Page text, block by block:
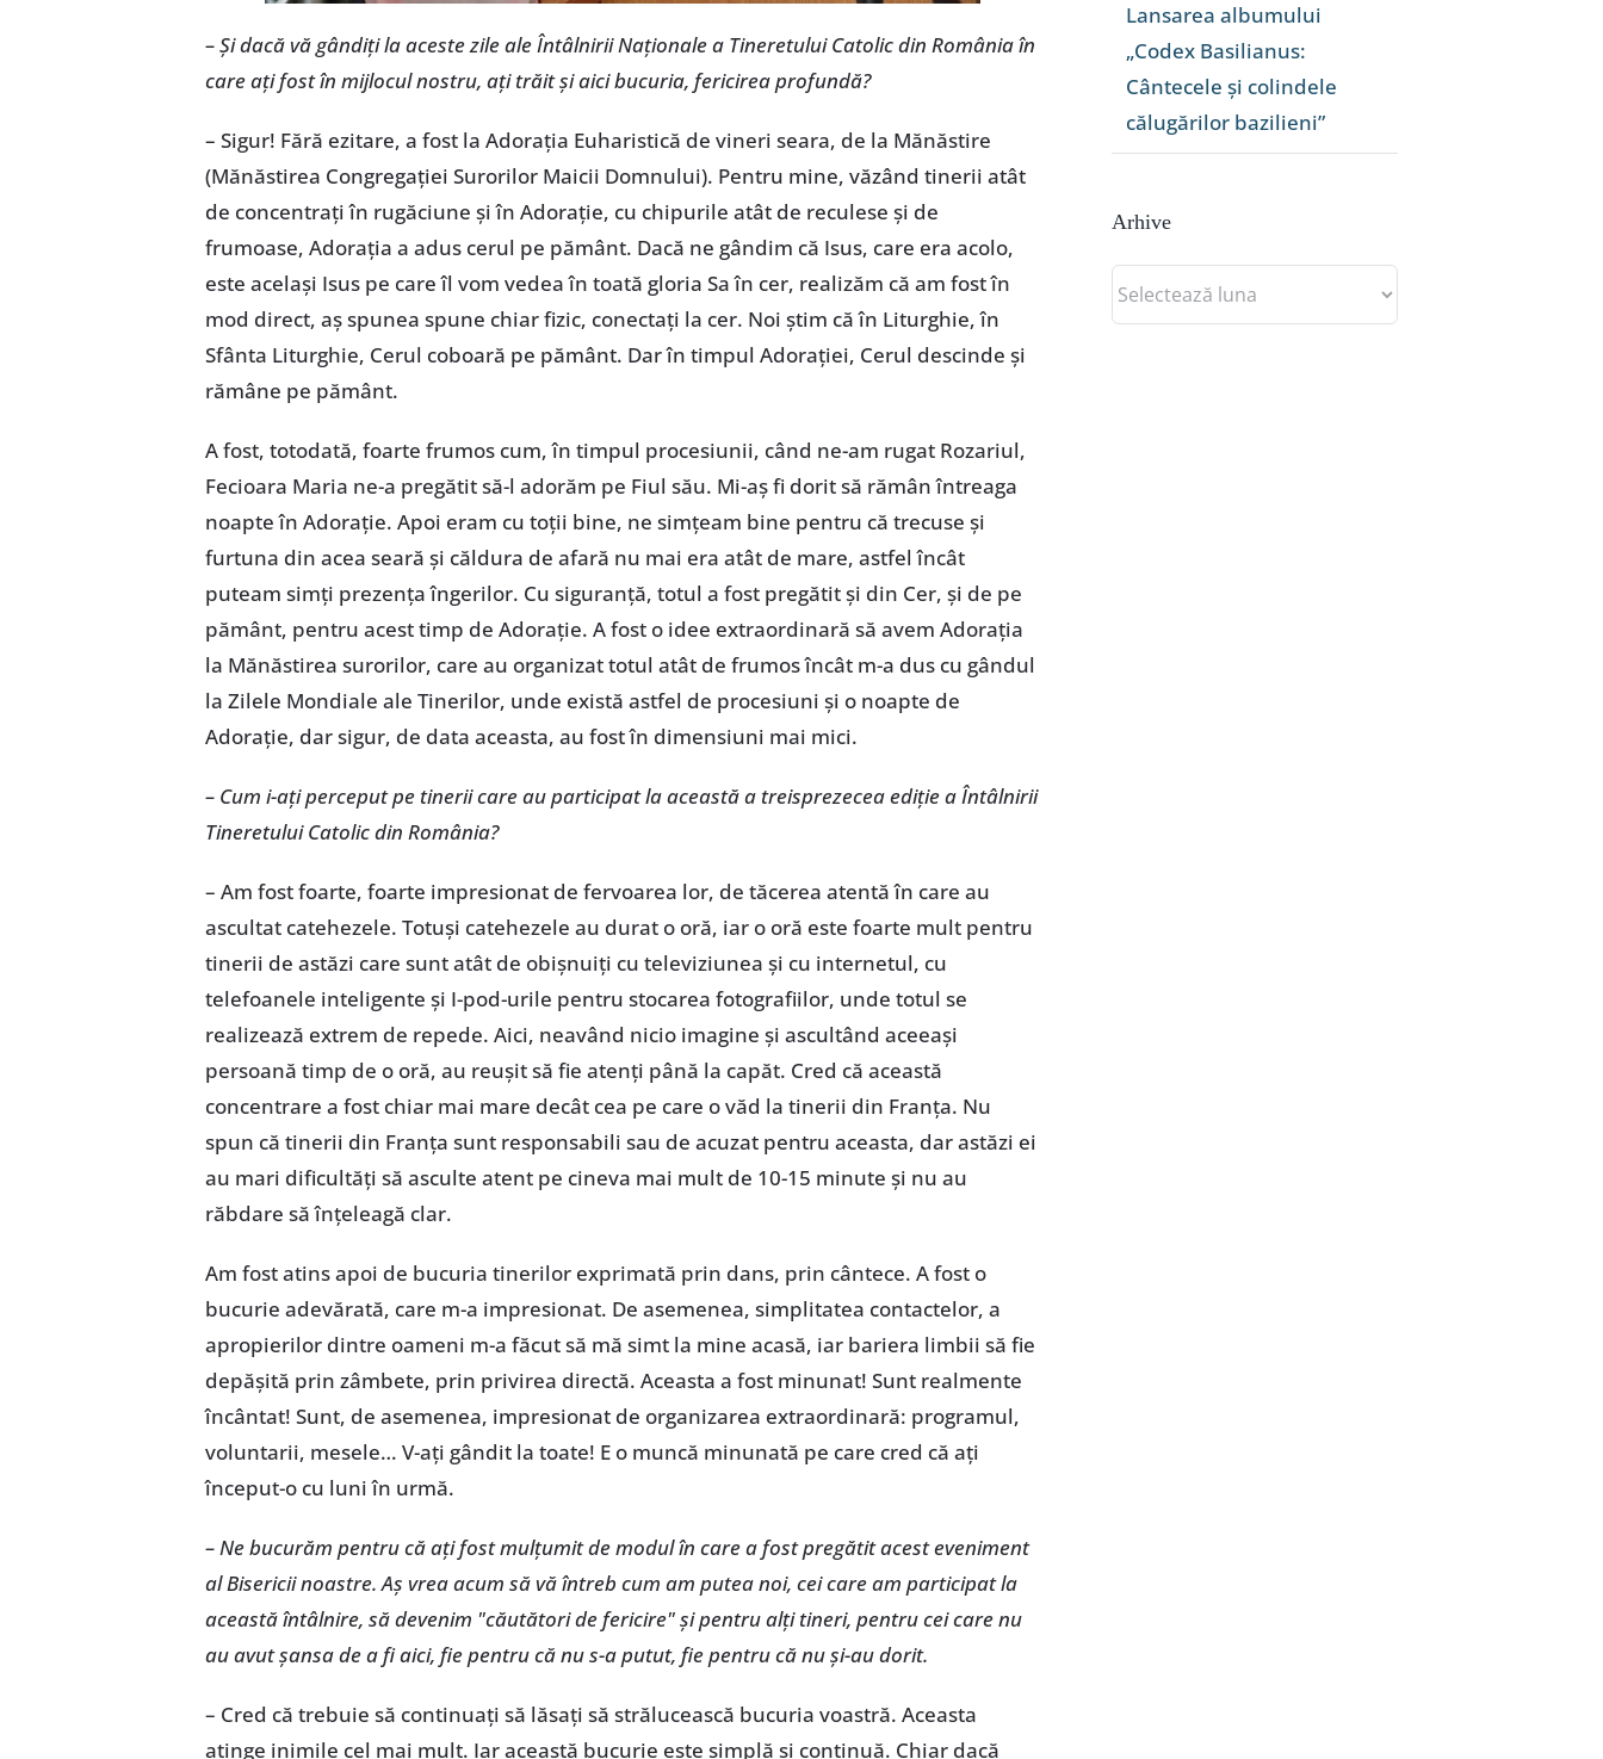
– Și dacă vă gândiți la aceste zile ale Întâlnirii Naționale a Tineretului Catolic din România în
care ați fost în mijlocul nostru, ați trăit și aici bucuria, fericirea profundă?
– Sigur! Fără ezitare, a fost la Adorația Euharistică de vineri seara, de la Mănăstire
(Mănăstirea Congregației Surorilor Maicii Domnului). Pentru mine, văzând tinerii atât
de concentrați în rugăciune și în Adorație, cu chipurile atât de reculese și de
frumoase, Adorația a adus cerul pe pământ. Dacă ne gândim că Isus, care era acolo,
este același Isus pe care îl vom vedea în toată gloria Sa în cer, realizăm că am fost în
mod direct, aș spunea spune chiar fizic, conectați la cer. Noi știm că în Liturghie, în
Sfânta Liturghie, Cerul coboară pe pământ. Dar în timpul Adorației, Cerul descinde și
rămâne pe pământ.
A fost, totodată, foarte frumos cum, în timpul procesiunii, când ne-am rugat Rozariul,
Fecioara Maria ne-a pregătit să-l adorăm pe Fiul său. Mi-aș fi dorit să rămân întreaga
noapte în Adorație. Apoi eram cu toții bine, ne simțeam bine pentru că trecuse și
furtuna din acea seară și căldura de afară nu mai era atât de mare, astfel încât
puteam simți prezența îngerilor. Cu siguranță, totul a fost pregătit și din Cer, și de pe
pământ, pentru acest timp de Adorație. A fost o idee extraordinară să avem Adorația
la Mănăstirea surorilor, care au organizat totul atât de frumos încât m-a dus cu gândul
la Zilele Mondiale ale Tinerilor, unde există astfel de procesiuni și o noapte de
Adorație, dar sigur, de data aceasta, au fost în dimensiuni mai mici.
– Cum i-ați perceput pe tinerii care au participat la această a treisprezecea ediție a Întâlnirii
Tineretului Catolic din România?
– Am fost foarte, foarte impresionat de fervoarea lor, de tăcerea atentă în care au
ascultat catehezele. Totuși catehezele au durat o oră, iar o oră este foarte mult pentru
tinerii de astăzi care sunt atât de obișnuiți cu televiziunea și cu internetul, cu
telefoanele inteligente și I-pod-urile pentru stocarea fotografiilor, unde totul se
realizează extrem de repede. Aici, neavând nicio imagine și ascultând aceeași
persoană timp de o oră, au reușit să fie atenți până la capăt. Cred că această
concentrare a fost chiar mai mare decât cea pe care o văd la tinerii din Franța. Nu
spun că tinerii din Franța sunt responsabili sau de acuzat pentru aceasta, dar astăzi ei
au mari dificultăți să asculte atent pe cineva mai mult de 10-15 minute și nu au
răbdare să înțeleagă clar.
Am fost atins apoi de bucuria tinerilor exprimată prin dans, prin cântece. A fost o
bucurie adevărată, care m-a impresionat. De asemenea, simplitatea contactelor, a
apropierilor dintre oameni m-a făcut să mă simt la mine acasă, iar bariera limbii să fie
depășită prin zâmbete, prin privirea directă. Aceasta a fost minunat! Sunt realmente
încântat! Sunt, de asemenea, impresionat de organizarea extraordinară: programul,
voluntarii, mesele… V-ați gândit la toate! E o muncă minunată pe care cred că ați
început-o cu luni în urmă.
– Ne bucurăm pentru că ați fost mulțumit de modul în care a fost pregătit acest eveniment
al Bisericii noastre. Aș vrea acum să vă întreb cum am putea noi, cei care am participat la
această întâlnire, să devenim "căutători de fericire" și pentru alți tineri, pentru cei care nu
au avut șansa de a fi aici, fie pentru că nu s-a putut, fie pentru că nu și-au dorit.
– Cred că trebuie să continuați să lăsați să strălucească bucuria voastră. Aceasta
atinge inimile cel mai mult. Iar această bucurie este simplă și continuă. Chiar dacă
Lansarea albumului
„Codex Basilianus:
Cântecele și colindele
călugărilor bazilieni”
Arhive
Arhive